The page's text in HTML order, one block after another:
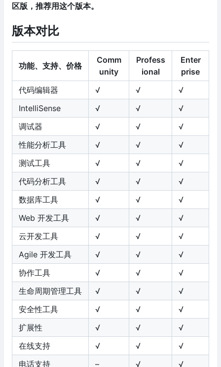
区版，推荐用这个版本。
版本对比
功能、支持、价格
Comm
unity
Profess
ional
Enter
prise
代码编辑器
√ √
√
IntelliSense
√ √
√
调试器
√ √
√
性能分析工具
√ √
√
测试工具
√ √
√
代码分析工具
√ √
√
数据库工具
√ √
√
Web 开发工具
√ √
√
云开发工具
√ √
√
Agile 开发工具
√ √
√
协作工具
√ √
√
生命周期管理工具
√ √
√
安全性工具
√ √
√
扩展性
√ √
√
在线支持
√ √
√
电话支持
– √ √